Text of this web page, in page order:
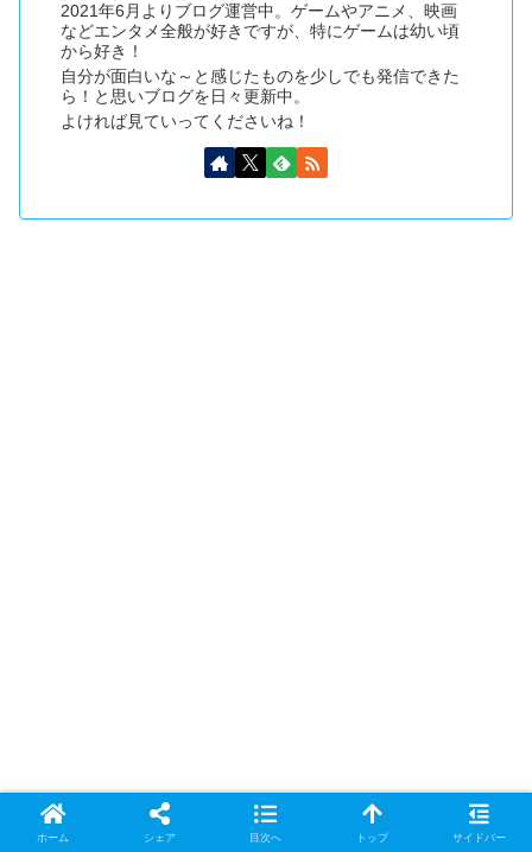
2021年6月よりブログ運営中。ゲームやアニメ、映画
などエンタメ全般が好きですが、特にゲームは幼い頃
から好き！
自分が面白いな～と感じたものを少しでも発信できた
ら！と思いブログを日々更新中。
よければ見ていってくださいね！
ホーム シェア 目次へ トップ サイドバー